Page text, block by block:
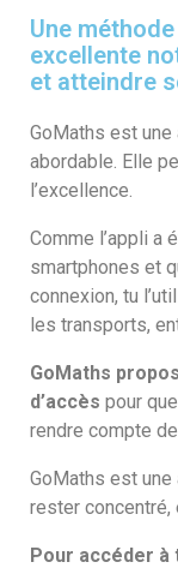
Une
excellente
et atteindre
GoMaths est
abordable. Elle
l’excellence.
Comme l’appli a
smartphones et
connexion, tu
les transports,
GoMaths
d’accès pour
rendre compte
GoMaths est une
rester concentré,
Pour accéder à